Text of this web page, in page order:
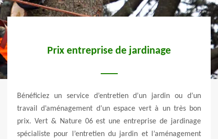
Prix entreprise de jardinage
Bénéficiez un service d’entretien d’un jardin ou d’un
travail d’aménagement d’un espace vert à un très bon
prix. Vert & Nature 06 est une entreprise de jardinage
spécialiste pour l’entretien du jardin et l’aménagement